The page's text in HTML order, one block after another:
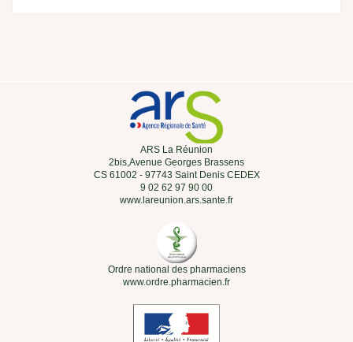
ARS La Réunion
2bis,Avenue Georges Brassens
CS 61002 - 97743 Saint Denis CEDEX
9 02 62 97 90 00
www.lareunion.ars.sante.fr
Ordre national des pharmaciens
www.ordre.pharmacien.fr